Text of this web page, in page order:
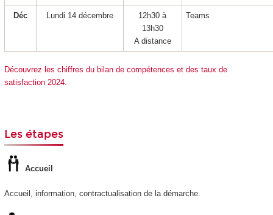
Déc Lundi 14 décembre
12h30 à
13h30
A distance
Teams
Découvrez les chiffres du bilan de compétences et des taux de
satisfaction 2024.
Les étapes
Accueil
Accueil, information, contractualisation de la démarche.